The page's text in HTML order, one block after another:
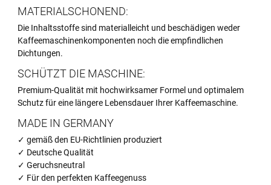
MATERIALSCHONEND:
Die Inhaltsstoffe sind materialleicht und beschädigen weder
Kaffeemaschinenkomponenten noch die empfindlichen
Dichtungen.
SCHÜTZT DIE MASCHINE:
Premium-Qualität mit hochwirksamer Formel und optimalem
Schutz für eine längere Lebensdauer Ihrer Kaffeemaschine.
MADE IN GERMANY
✓ gemäß den EU-Richtlinien produziert
✓ Deutsche Qualität
✓ Geruchsneutral
✓ Für den perfekten Kaffeegenuss